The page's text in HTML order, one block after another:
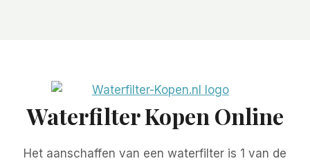
Waterfilter Kopen Online
Het aanschaffen van een waterfilter is 1 van de